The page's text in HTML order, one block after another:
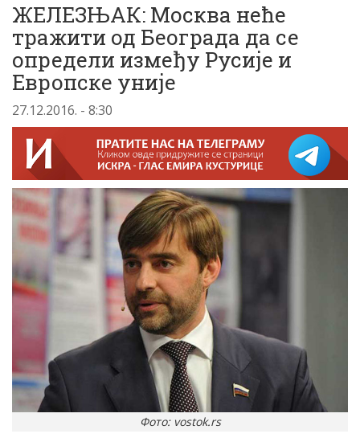
ЖЕЛЕЗЊАК: Москва неће
тражити од Београда да се
определи између Русије и
Европске уније
27.12.2016. - 8:30
Фото: vostok.rs